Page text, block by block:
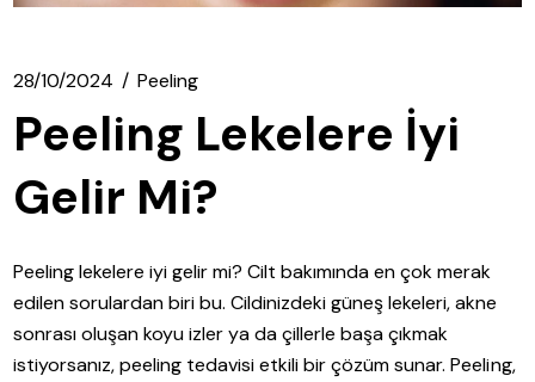
28/10/2024 Peeling
Peeling Lekelere İyi
Gelir Mi?
Peeling lekelere iyi gelir mi? Cilt bakımında en çok merak
edilen sorulardan biri bu. Cildinizdeki güneş lekeleri, akne
sonrası oluşan koyu izler ya da çillerle başa çıkmak
istiyorsanız, peeling tedavisi etkili bir çözüm sunar. Peeling,